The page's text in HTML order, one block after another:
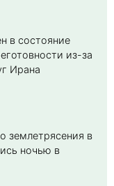
в состояние
из-за
Ирана
землетрясения в
ночью в